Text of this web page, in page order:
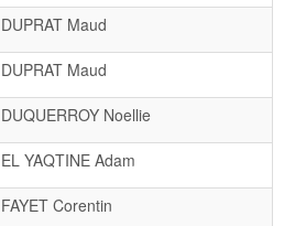
DUPRAT Maud
DUPRAT Maud
DUQUERROY Noellie
EL YAQTINE Adam
FAYET Corentin